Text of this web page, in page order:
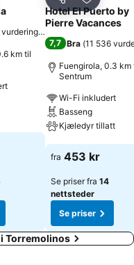
til i favoritter
km til
Del Legg til
Hotel El Puerto by
Pierre Vacances
7,7 Bra (11 536
Fuengirola, 0.3 km
Sentrum
Wi-Fi inkludert
Basseng
Kjæledyr tillatt
Se priser
fra 453 kr
Se priser fra 14
nettsteder
Se priser
Torremolinos